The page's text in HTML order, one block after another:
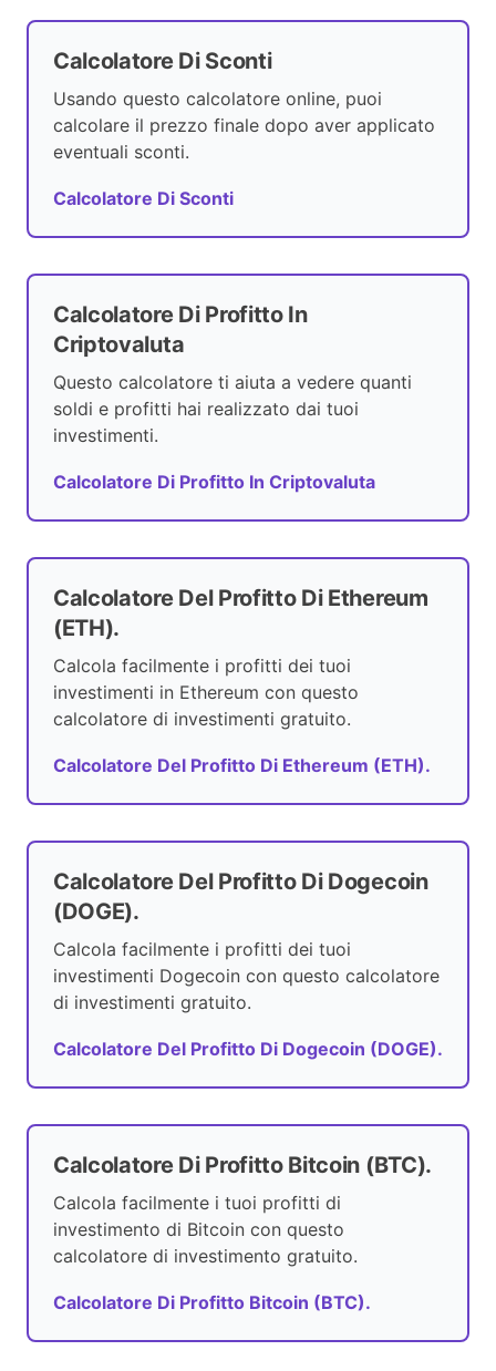
Calcolatore Di Sconti
Usando questo calcolatore online, puoi
calcolare il prezzo finale dopo aver applicato
eventuali sconti.
Calcolatore Di Sconti
Calcolatore Di Profitto In
Criptovaluta
Questo calcolatore ti aiuta a vedere quanti
soldi e profitti hai realizzato dai tuoi
investimenti.
Calcolatore Di Profitto In Criptovaluta
Calcolatore Del Profitto Di Ethereum
(ETH).
Calcola facilmente i profitti dei tuoi
investimenti in Ethereum con questo
calcolatore di investimenti gratuito.
Calcolatore Del Profitto Di Ethereum (ETH).
Calcolatore Del Profitto Di Dogecoin
(DOGE).
Calcola facilmente i profitti dei tuoi
investimenti Dogecoin con questo calcolatore
di investimenti gratuito.
Calcolatore Del Profitto Di Dogecoin (DOGE).
Calcolatore Di Profitto Bitcoin (BTC).
Calcola facilmente i tuoi profitti di
investimento di Bitcoin con questo
calcolatore di investimento gratuito.
Calcolatore Di Profitto Bitcoin (BTC).